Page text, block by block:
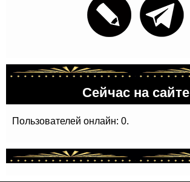
Сейчас на сайте
Пользователей онлайн: 0.